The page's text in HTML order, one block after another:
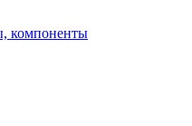
компоненты